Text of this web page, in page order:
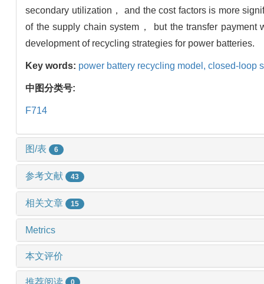
secondary utilization， and the cost factors is more
of the supply chain system， but the transfer
development of recycling strategies for power batteries.
Key words: power battery recycling model, closed-loop
中图分类号:
F714
图/表 6
参考文献 43
相关文章 15
Metrics
本文评价
推荐阅读